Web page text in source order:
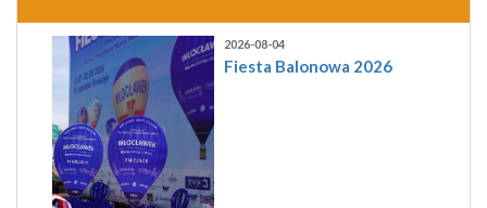
2026-08-04
Fiesta Balonowa 2026